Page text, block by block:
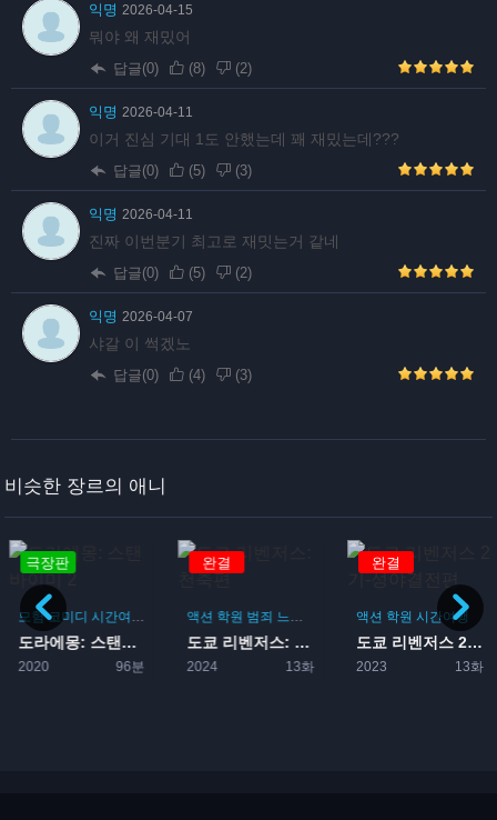
익명 2026-04-15
뭐야 왜 재밌어
답글(0) (8) (2)
익명 2026-04-11
이거 진심 기대 1도 안했는데 꽤 재밌는데???
답글(0) (5) (3)
익명 2026-04-11
진짜 이번분기 최고로 재밋는거 같네
답글(0) (5) (2)
익명 2026-04-07
샤갈 이 썩겠노
답글(0) (4) (3)
비슷한 장르의 애니
극장판
모험 코미디 시간여행 성장
도라에몽: 스탠바이미 2
2020 96분
완결
액션 학원 범죄 느와르 서스펜스 어드벤쳐 시간여행
도쿄 리벤저스: 천축편
2024 13화
완결
액션 학원 시간여행
도쿄 리벤저스 2기-성야결전...
2023 13화